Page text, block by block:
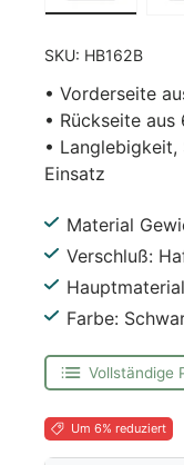
SKU: HB162B
• Vorderseite
• Rückseite
•
Einsatz
Material
Verschluß:
Farbe:
Vollständige
Um 6% reduziert